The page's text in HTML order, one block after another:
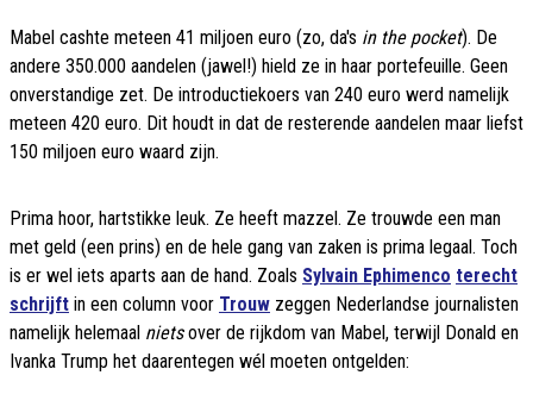
Mabel cashte meteen 41 miljoen euro (zo, da's in the pocket). De
andere 350.000 aandelen (jawel!) hield ze in haar portefeuille. Geen
onverstandige zet. De introductiekoers van 240 euro werd namelijk
meteen 420 euro. Dit houdt in dat de resterende aandelen maar liefst
150 miljoen euro waard zijn.
Prima hoor, hartstikke leuk. Ze heeft mazzel. Ze trouwde een man
met geld (een prins) en de hele gang van zaken is prima legaal. Toch
is er wel iets aparts aan de hand. Zoals Sylvain Ephimenco terecht
schrijft in een column voor Trouw zeggen Nederlandse journalisten
namelijk helemaal nietsover de rijkdom van Mabel, terwijl Donald en
Ivanka Trump het daarentegen wél moeten ontgelden: